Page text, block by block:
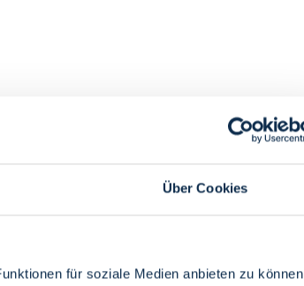
Über Cookies
für soziale Medien anbieten zu können